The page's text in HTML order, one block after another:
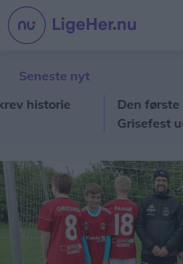
Seneste nyt
Den første
Grisefest